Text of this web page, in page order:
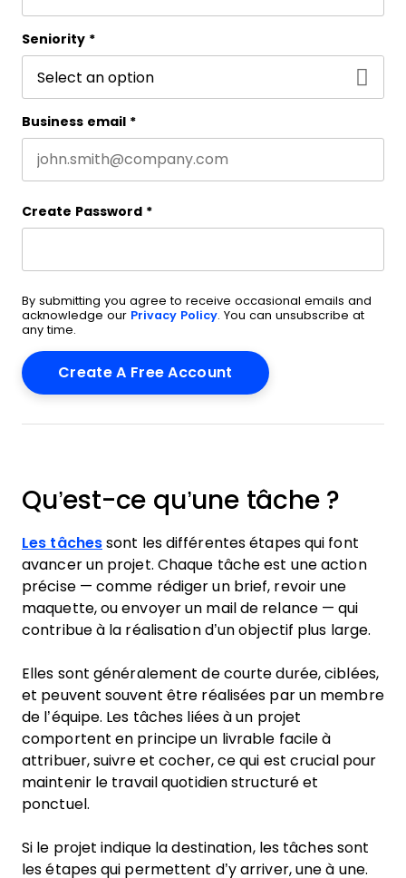
Seniority *
Business email *
Create Password *
By submitting you agree to receive occasional emails and
acknowledge our Privacy Policy. You can unsubscribe at
any time.
Qu’est-ce qu’une tâche ?
Les tâches sont les différentes étapes qui font
avancer un projet. Chaque tâche est une action
précise — comme rédiger un brief, revoir une
maquette, ou envoyer un mail de relance — qui
contribue à la réalisation d’un objectif plus large.
Elles sont généralement de courte durée, ciblées,
et peuvent souvent être réalisées par un membre
de l’équipe. Les tâches liées à un projet
comportent en principe un livrable facile à
attribuer, suivre et cocher, ce qui est crucial pour
maintenir le travail quotidien structuré et
ponctuel.
Si le projet indique la destination, les tâches sont
les étapes qui permettent d’y arriver, une à une.